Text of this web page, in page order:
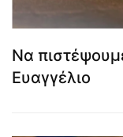
Να
Ευαγγέλιο